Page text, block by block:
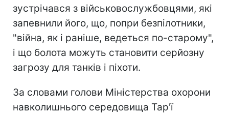
зустрічався з військовослужбовцями, які
запевнили його, що, попри безпілотники,
"війна, як і раніше, ведеться по-старому",
і що болота можуть становити серйозну
загрозу для танків і піхоти.
За словами голови Міністерства охорони
навколишнього середовища Тар'ї